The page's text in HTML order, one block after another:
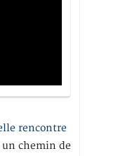
rencontre
chemin de